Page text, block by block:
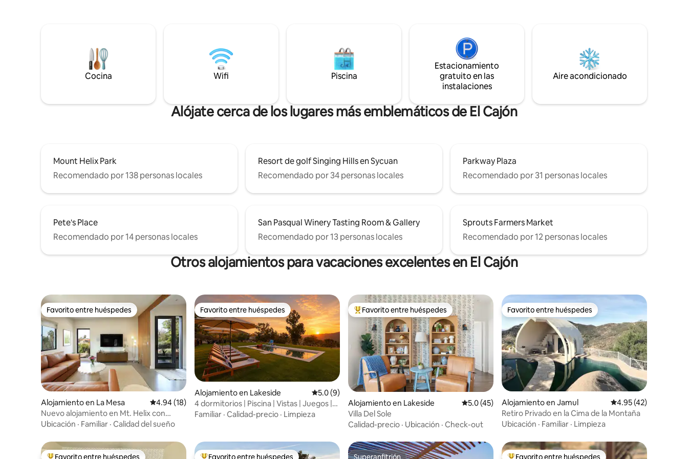
consigo mismo. Esta tierra, que en su día
fue hogar de caballos y ganado de
pastoreo, aún conserva esa belleza rural
y arraigada. La cabaña tiene capacidad
para 2 personas 1 cama tamaño queen Se
admiten mascotas; se aplica una tarifa
Cocina Wifi Piscina
Estacionamiento
gratuito en las
instalaciones
Aire acondicionado
Alójate cerca de los lugares más emblemáticos de El Cajón
Mount Helix Park
Recomendado por 138 personas locales
Resort de golf Singing Hills en Sycuan
Recomendado por 34 personas locales
Parkway Plaza
Recomendado por 31 personas locales
Pete's Place
Recomendado por 14 personas locales
San Pasqual Winery Tasting Room & Gallery
Recomendado por 13 personas locales
Sprouts Farmers Market
Recomendado por 12 personas locales
Otros alojamientos para vacaciones excelentes en El Cajón
Favorito entre huéspedes
Favorito entre huéspedes
Alojamiento en La Mesa Calificación promedio: 4.94 de 5, 18 reseñas
4.94 (18)
Nuevo alojamiento en Mt. Helix con
vistas y patio
Ubicación · Familiar · Calidad del sueño
Favorito entre huéspedes
Favorito entre huéspedes
Alojamiento en Lakeside Calificación promedio: 5.0 de 5, 9 reseñas
5.0 (9)
4 dormitorios | Piscina | Vistas | Juegos |
Gimnasio |
Familiar · Calidad-precio · Limpieza
Favorito entre huéspedes preferido
Favorito entre huéspedes
Alojamiento en Lakeside Calificación promedio: 5.0 de 5, 45 reseñas
5.0 (45)
Villa Del Sole
Calidad-precio · Ubicación · Check-out
Favorito entre huéspedes
Favorito entre huéspedes
Alojamiento en Jamul Calificación
4.95 (42)
Retiro Privado en la Cima de la Montaña
Ubicación · Familiar · Limpieza
Favorito entre huéspedes Favorito entre huéspedes Superanfitrión Favorito entre huéspedes